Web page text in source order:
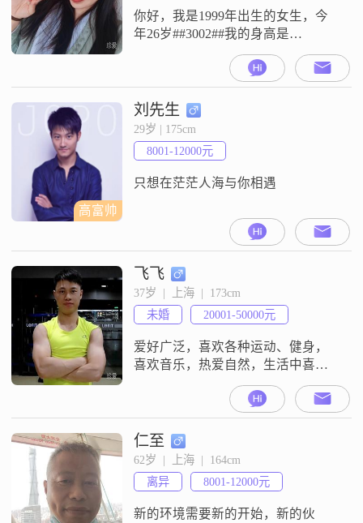
探探店，找找好吃
你好，我是1999年出生的女生，今
年26岁##3002##我的身高是
164cm##3002##目前我的工作地在上
海，学历是大学本科，月收入在
8001元到12000元之间##3002##关于
我的个人特征，我喜欢精致生活，
平时比较注重生活品质##3002##在
业余时间里，我有阅读写作的习惯
##3002##运动方面，我平时会
高富帅
刘先生
29岁 | 175cm
8001-12000元
只想在茫茫人海与你相遇
飞飞
37岁  |  上海  |  173cm
未婚
20001-50000元
爱好广泛，喜欢各种运动、健身，
喜欢音乐，热爱自然，生活中喜欢
挑战。能动也能宅，能文也能武。
希望在这里找到一个简单，真实，
善良的女生，最好有相似兴趣爱
好。
仁至
62岁  |  上海  |  164cm
离异
8001-12000元
新的环境需要新的开始，新的伙